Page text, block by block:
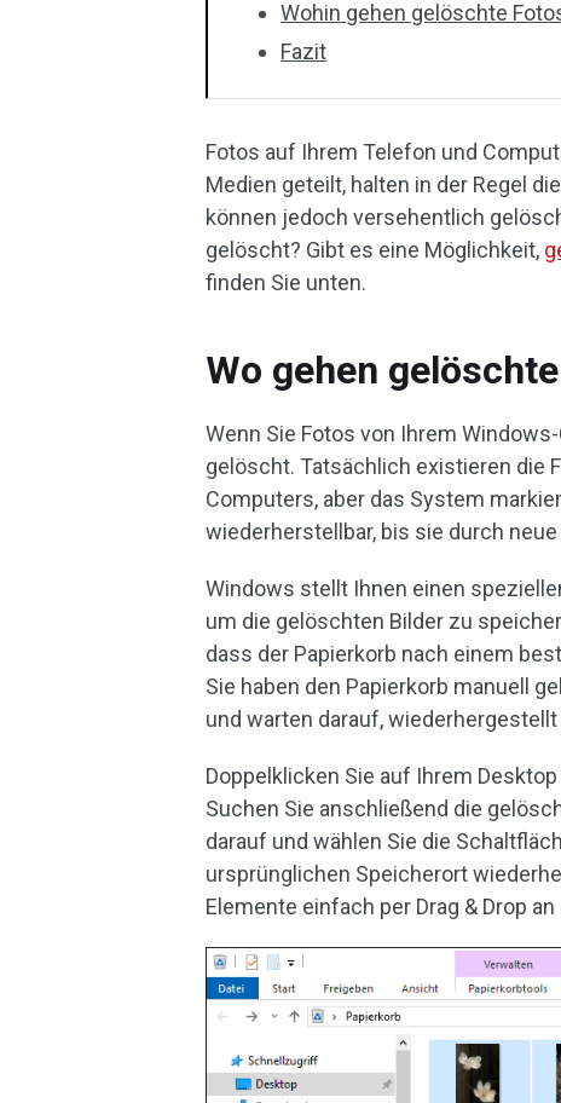
Wohin gehen gelöschte
Fazit
Fotos auf Ihrem Telefon und
Medien geteilt, halten in der Regel
können jedoch versehentlich
gelöscht? Gibt es eine Möglichkeit,
finden Sie unten.
Wo gehen
Wenn Sie Fotos von Ihrem
gelöscht. Tatsächlich existieren die
Computers, aber das System
wiederherstellbar, bis sie durch
Windows stellt Ihnen einen
um die gelöschten Bilder zu
dass der Papierkorb nach einem
Sie haben den Papierkorb manuell
und warten darauf,
Doppelklicken Sie auf Ihrem
Suchen Sie anschließend die
darauf und wählen Sie die
ursprünglichen Speicherort
Elemente einfach per Drag & Drop